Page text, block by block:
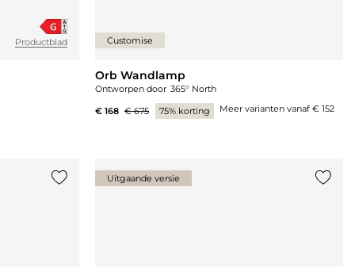
Productblad Customise
Orb Wandlamp
Ontworpen door 365° North
€ 168 € 675 75% korting Meer varianten vanaf € 152
Uitgaande versie